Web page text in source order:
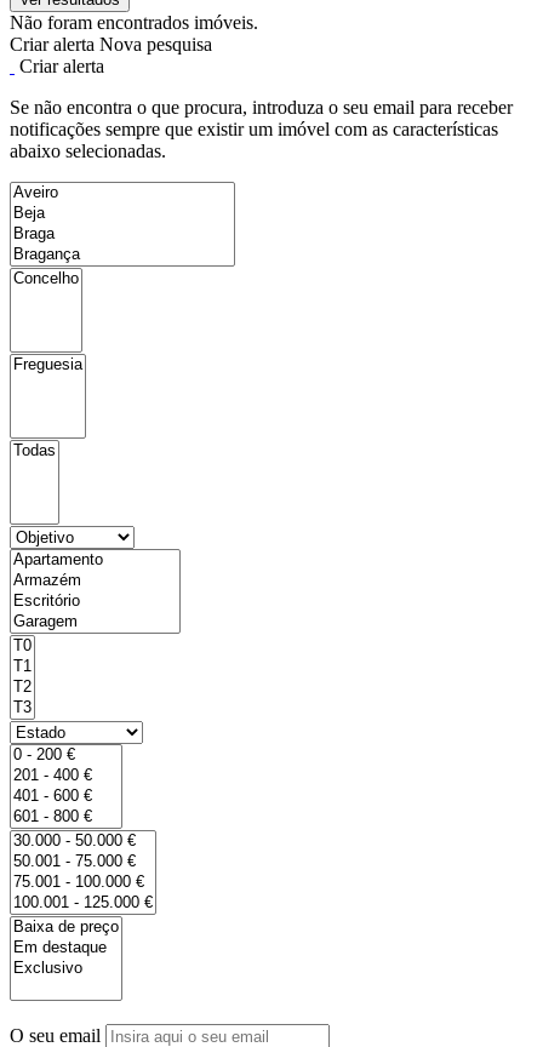
Não foram encontrados imóveis.
Criar alerta Nova pesquisa
Criar alerta
Se não encontra o que procura, introduza o seu email para receber
notificações sempre que existir um imóvel com as características
abaixo selecionadas.
O seu email